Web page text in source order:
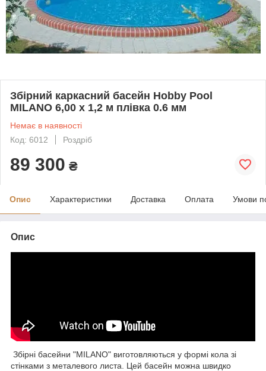
Збірний каркасний басейн Hobby Pool
MILANO 6,00 х 1,2 м плівка 0.6 мм
Немає в наявності
Код: 6012
Роздріб
89 300 ₴
Опис Характеристики Доставка Оплата Умови
Опис
Збірні басейни "MILANO" виготовляються у формі кола зі
стінками з металевого листа. Цей басейн можна швидко